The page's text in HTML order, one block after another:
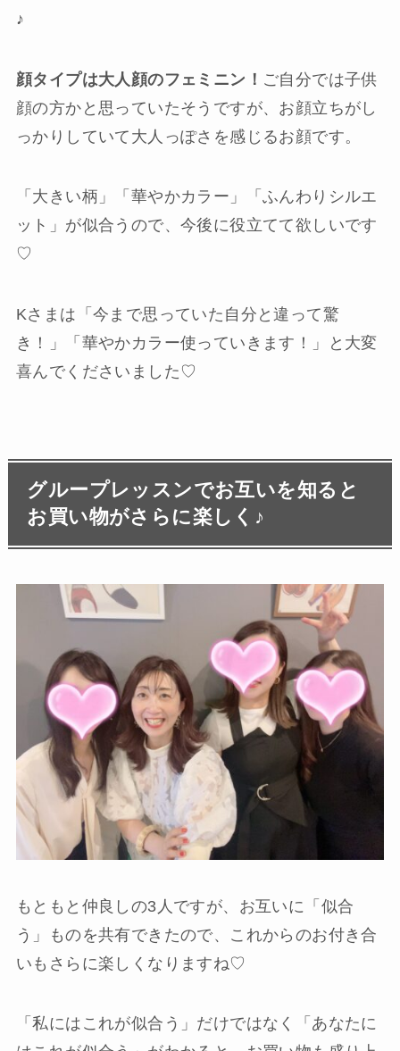
♪
顔タイプは大人顔のフェミニン！ ご自分では子供
顔の方かと思っていたそうですが、お顔立ちがし
っかりしていて大人っぽさを感じるお顔です。
「大きい柄」「華やかカラー」「ふんわりシルエ
ット」が似合うので、今後に役立てて欲しいです
♡
Kさまは「今まで思っていた自分と違って驚
き！」「華やかカラー使っていきます！」と大変
喜んでくださいました♡
グループレッスンでお互いを知ると
お買い物がさらに楽しく♪
もともと仲良しの3人ですが、お互いに「似合
う」ものを共有できたので、これからのお付き合
いもさらに楽しくなりますね♡
「私にはこれが似合う」だけではなく「あなたに